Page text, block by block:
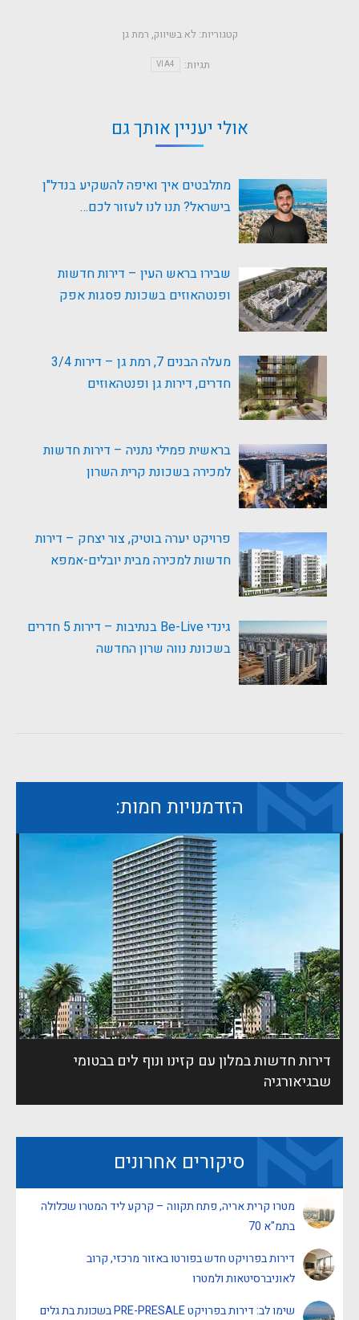
קטגוריות:לא בשיווק, רמת גן
תגיות:
VIA4
אולי יעניין אותך גם
מתלבטים איך ואיפה להשקיע בנדל"ן
בישראל? תנו לנו לעזור לכם…
שבירו בראש העין – דירות חדשות
ופנטהאוזים בשכונת פסגות אפק
מעלה הבנים 7, רמת גן – דירות 3/4
חדרים, דירות גן ופנטהאוזים
בראשית פמילי נתניה – דירות חדשות
למכירה בשכונת קרית השרון
פרויקט יערה בוטיק, צור יצחק – דירות
חדשות למכירה מבית יובלים-אמפא
גינדי Be-Live בנתיבות – דירות 5 חדרים
בשכונת נווה שרון החדשה
הזדמנויות חמות:
דירות חדשות במלון עם קזינו ונוף לים בבטומי
שבגיאורגיה
סיקורים אחרונים
מטרו קרית אריה, פתח תקווה – קרקע ליד המטרו שכלולה
בתמ"א 70
דירות בפרויקט חדש בפורטו באזור מרכזי, קרוב
לאוניברסיטאות ולמטרו
שימו לב: דירות בפרויקט PRE-PRESALE בשכונת בת גלים